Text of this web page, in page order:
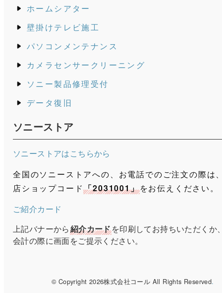
ホームシアター
壁掛けテレビ施工
パソコンメンテナンス
カメラセンサークリーニング
ソニー製品修理受付
データ復旧
ソニーストア
ソニーストアはこちらから
全国のソニーストアへの、お電話でのご注文の際は
店ショップコード「2031001」をお伝えください。
ご紹介カード
上記バナーから紹介カードを印刷してお持ちいただくか
会計の際に画面をご提示ください。
© Copyright 2026株式会社コール All Rights Reserved.